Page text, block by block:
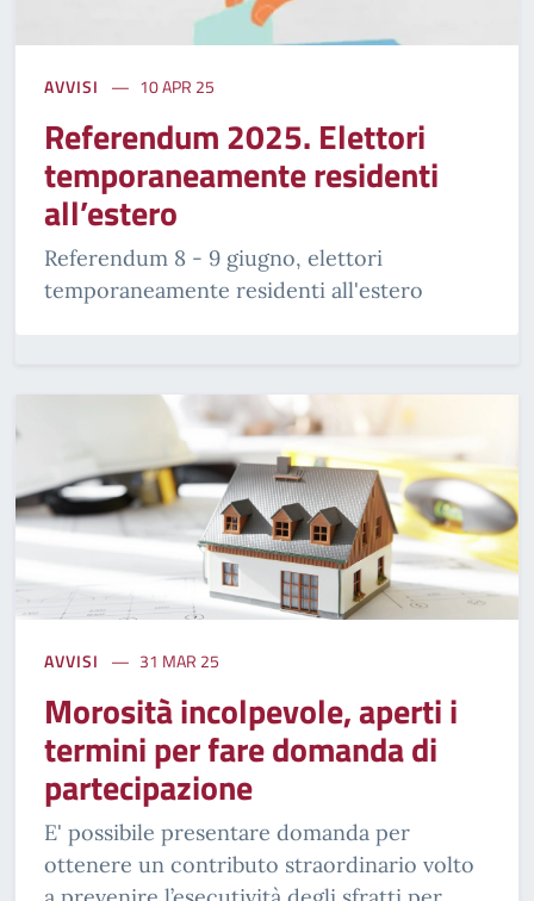
AVVISI 10 APR 25
Referendum 2025. Elettori
temporaneamente residenti
all’estero
Referendum 8 - 9 giugno, elettori
temporaneamente residenti all'estero
AVVISI 31 MAR 25
Morosità incolpevole, aperti i
termini per fare domanda di
partecipazione
E' possibile presentare domanda per
ottenere un contributo straordinario volto